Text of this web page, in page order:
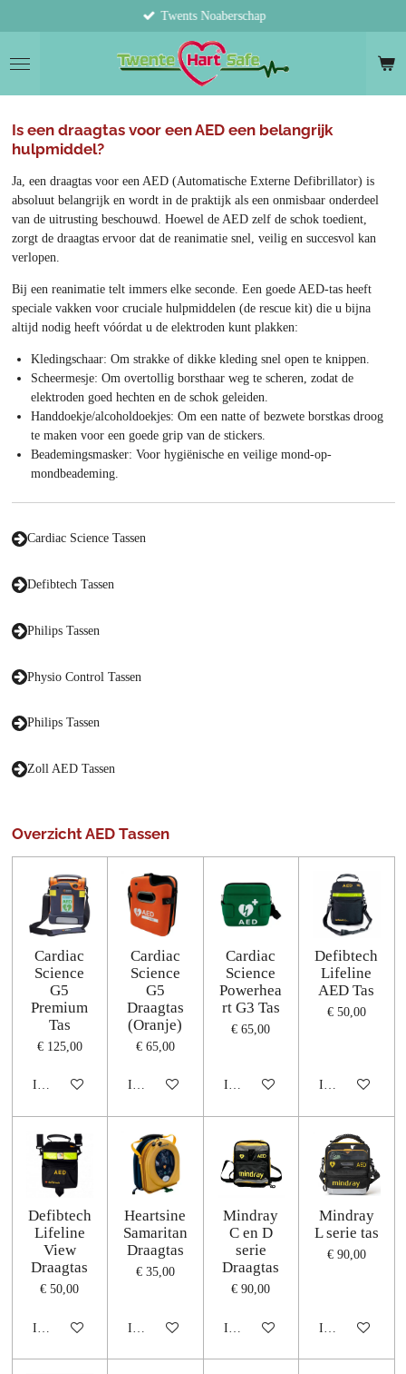
direct
naar
de
hoofdinhoud
Twents Noaberschap
Is een draagtas voor een AED een belangrijk
hulpmiddel?
Ja, een draagtas voor een AED (Automatische Externe Defibrillator) is
absoluut belangrijk en wordt in de praktijk als een onmisbaar onderdeel
van de uitrusting beschouwd. Hoewel de AED zelf de schok toedient,
zorgt de draagtas ervoor dat de reanimatie snel, veilig en succesvol kan
verlopen.
Bij een reanimatie telt immers elke seconde. Een goede AED-tas heeft
speciale vakken voor cruciale hulpmiddelen (de rescue kit) die u bijna
altijd nodig heeft vóórdat u de elektroden kunt plakken:
Kledingschaar: Om strakke of dikke kleding snel open te knippen.
Scheermesje: Om overtollig borsthaar weg te scheren, zodat de
elektroden goed hechten en de schok geleiden.
Handdoekje/alcoholdoekjes: Om een natte of bezwete borstkas droog
te maken voor een goede grip van de stickers.
Beademingsmasker: Voor hygiënische en veilige mond-op-
mondbeademing.
Cardiac Science Tassen
Defibtech Tassen
Philips Tassen
Physio Control Tassen
Philips Tassen
Zoll AED Tassen
Overzicht AED Tassen
Cardiac
Science
G5
Premium
Tas
€ 125,00
In winkelwagen
Cardiac
Science
G5
Draagtas
(Oranje)
€ 65,00
In winkelwagen
Cardiac
Science
Powerhea
rt G3 Tas
€ 65,00
In winkelwagen
Defibtech
Lifeline
AED Tas
€ 50,00
In winkelwagen
Defibtech
Lifeline
View
Draagtas
€ 50,00
In winkelwagen
Heartsine
Samaritan
Draagtas
€ 35,00
In winkelwagen
Mindray
C en D
serie
Draagtas
€ 90,00
In winkelwagen
Mindray
L serie tas
€ 90,00
In winkelwagen